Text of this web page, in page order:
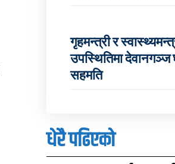
गृहमन्त्री र
उपस्थितिमा देवानगञ्ज
सहमति
धेरै पढिएको